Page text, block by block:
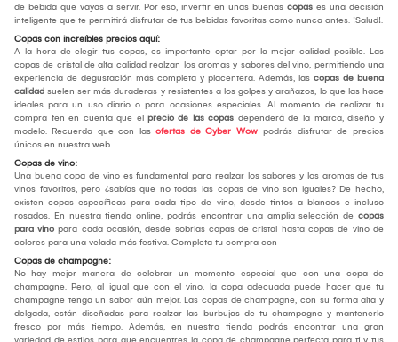
de bebida que vayas a servir. Por eso, invertir en unas buenas copas es una decisión
inteligente que te permitirá disfrutar de tus bebidas favoritas como nunca antes. ¡Salud!.
Copas con increíbles precios aquí:
A la hora de elegir tus copas, es importante optar por la mejor calidad posible. Las
copas de cristal de alta calidad realzan los aromas y sabores del vino, permitiendo una
experiencia de degustación más completa y placentera. Además, las copas de buena
calidad suelen ser más duraderas y resistentes a los golpes y arañazos, lo que las hace
ideales para un uso diario o para ocasiones especiales. Al momento de realizar tu
compra ten en cuenta que el precio de las copas dependerá de la marca, diseño y
modelo. Recuerda que con las ofertas de Cyber Wow podrás disfrutar de precios
únicos en nuestra web.
Copas de vino:
Una buena copa de vino es fundamental para realzar los sabores y los aromas de tus
vinos favoritos, pero ¿sabías que no todas las copas de vino son iguales? De hecho,
existen copas específicas para cada tipo de vino, desde tintos a blancos e incluso
rosados. En nuestra tienda online, podrás encontrar una amplia selección de copas
para vino para cada ocasión, desde sobrias copas de cristal hasta copas de vino de
colores para una velada más festiva. Completa tu compra con
Copas de champagne:
No hay mejor manera de celebrar un momento especial que con una copa de
champagne. Pero, al igual que con el vino, la copa adecuada puede hacer que tu
champagne tenga un sabor aún mejor. Las copas de champagne, con su forma alta y
delgada, están diseñadas para realzar las burbujas de tu champagne y mantenerlo
fresco por más tiempo. Además, en nuestra tienda podrás encontrar una gran